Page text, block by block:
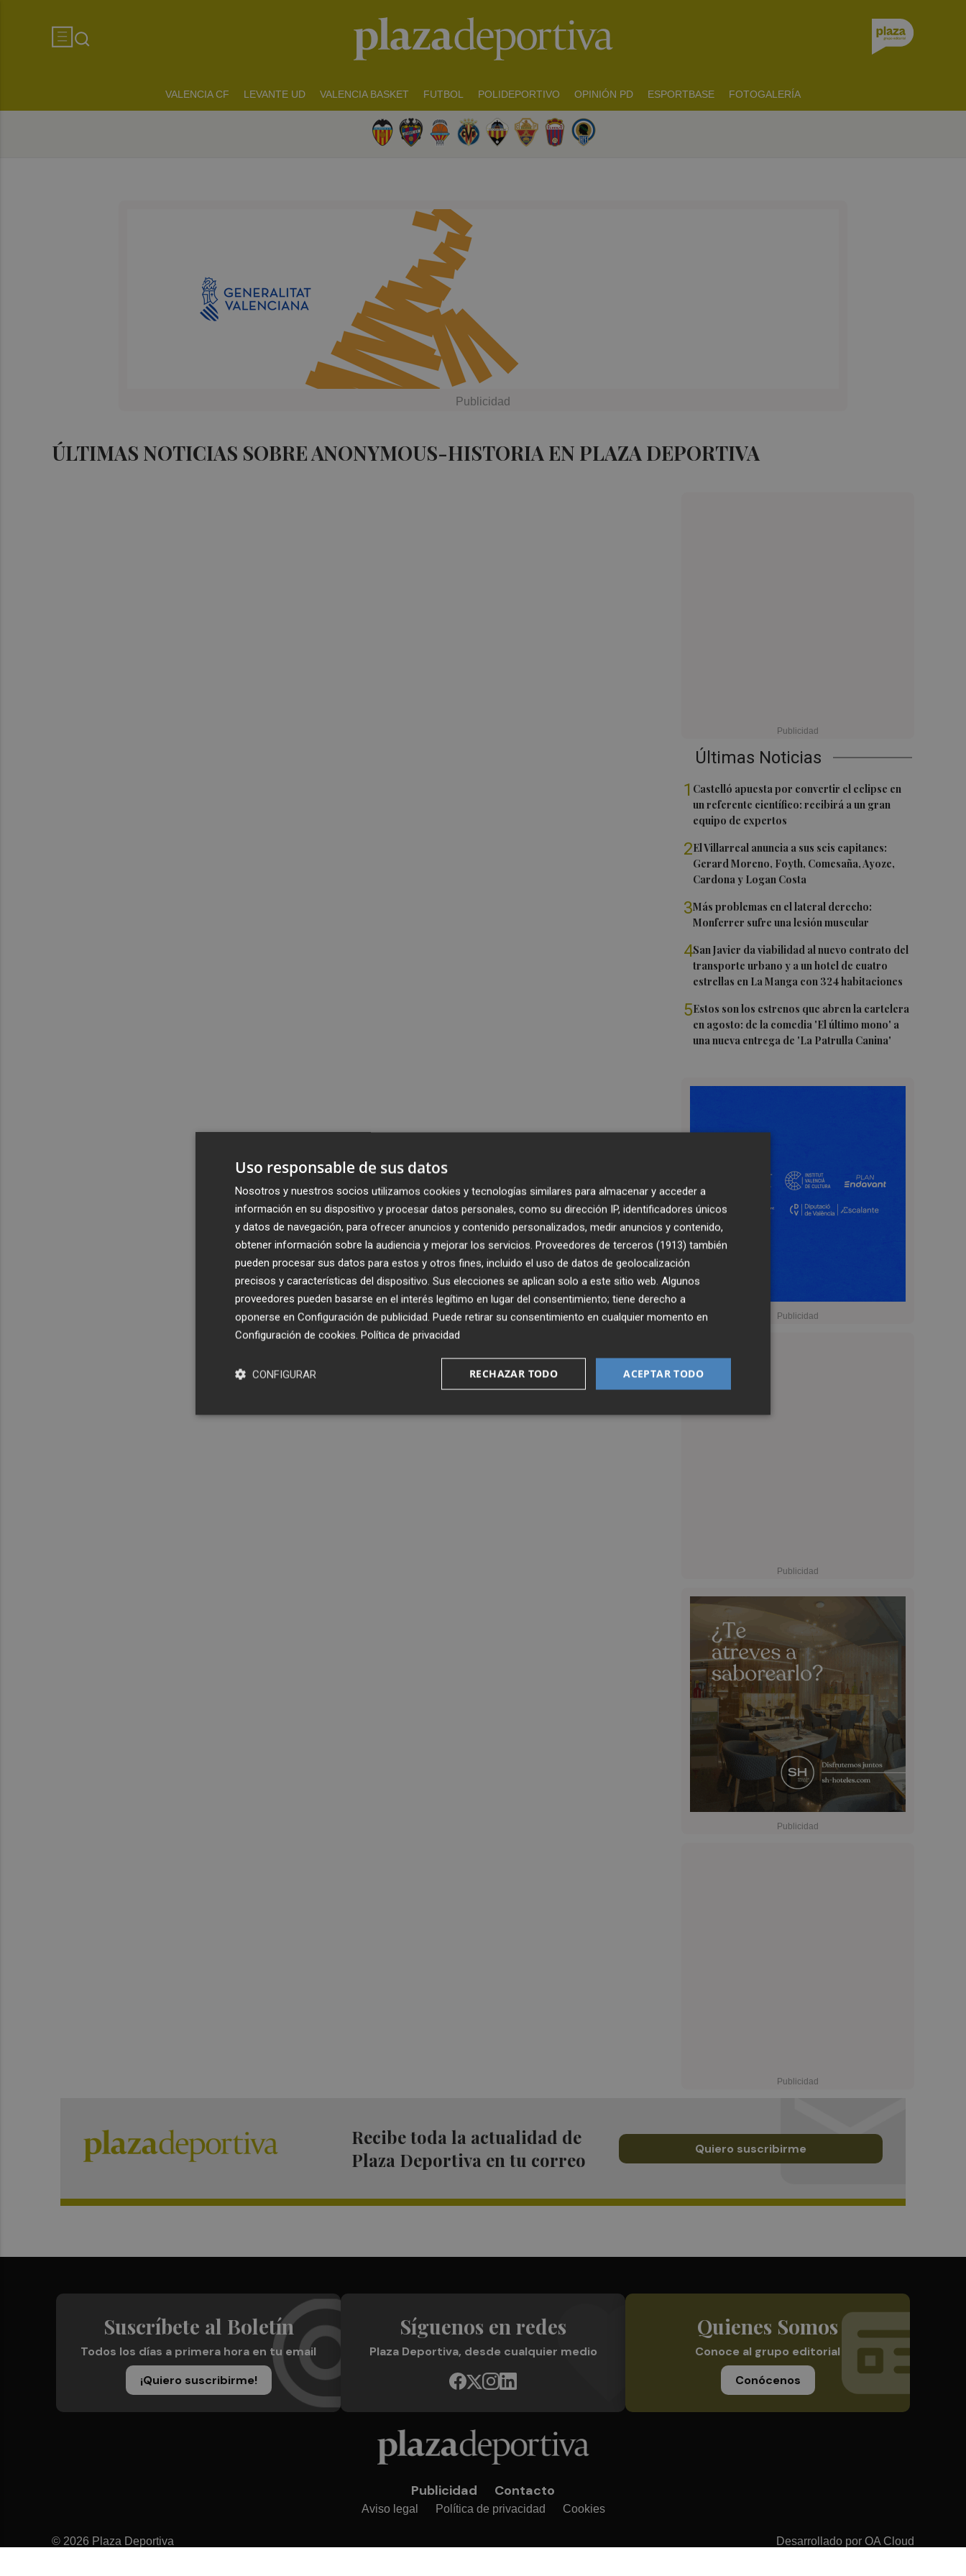
VALENCIA CF LEVANTE UD VALENCIA BASKET FUTBOL POLIDEPORTIVO OPINIÓN PD ESPORTBASE FOTOGALERÍA
ÚLTIMAS NOTICIAS SOBRE ANONYMOUS-HISTORIA EN PLAZA DEPORTIVA
Últimas Noticias
1 Castelló apuesta por convertir el eclipse en
un referente científico: recibirá a un gran
equipo de expertos
2El Villarreal anuncia a sus seis capitanes:
Gerard Moreno, Foyth, Comesaña, Ayoze,
Cardona y Logan Costa
3Más problemas en el lateral derecho:
Monferrer sufre una lesión muscular
4San Javier da viabilidad al nuevo contrato del
transporte urbano y a un hotel de cuatro
estrellas en La Manga con 324 habitaciones
5Estos son los estrenos que abren la cartelera
en agosto: de la comedia 'El último mono' a
una nueva entrega de 'La Patrulla Canina'
Recibe toda la actualidad de
Plaza Deportiva en tu correo
Quiero suscribirme
Suscríbete al Boletín
Todos los días a primera hora en tu email
¡Quiero suscribirme!
Síguenos en redes
Plaza Deportiva, desde cualquier medio
Quienes Somos
Conoce al grupo editorial
Conócenos
Publicidad Contacto
Aviso legal Política de privacidad Cookies
© 2026 Plaza Deportiva Desarrollado por OA Cloud
Uso responsable de sus datos
Nosotros y nuestros socios utilizamos cookies y tecnologías similares para almacenar y acceder a
información en su dispositivo y procesar datos personales, como su dirección IP, identificadores únicos
y datos de navegación, para ofrecer anuncios y contenido personalizados, medir anuncios y contenido,
obtener información sobre la audiencia y mejorar los servicios. Proveedores de terceros (1913) también
pueden procesar sus datos para estos y otros fines, incluido el uso de datos de geolocalización
precisos y características del dispositivo. Sus elecciones se aplican solo a este sitio web. Algunos
proveedores pueden basarse en el interés legítimo en lugar del consentimiento; tiene derecho a
oponerse en Configuración de publicidad. Puede retirar su consentimiento en cualquier momento en
Configuración de cookies. Política de privacidad
ACEPTAR TODO
RECHAZAR TODO
CONFIGURAR